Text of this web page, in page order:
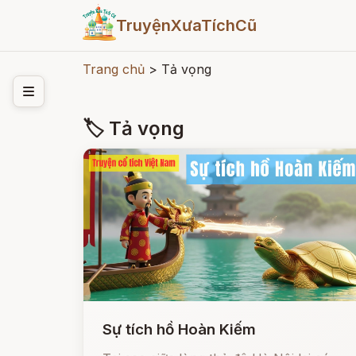
TruyệnXưaTíchCũ
Trang chủ > Tả vọng
🏷 Tả vọng
Sự tích hồ Hoàn Kiếm